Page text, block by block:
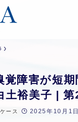
覚障害が短期
土裕美子 | 第
ース 2025年10月1日